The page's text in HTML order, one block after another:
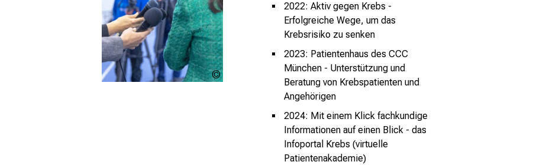
stock.adobe.com
2022: Aktiv gegen Krebs -
Erfolgreiche Wege, um das
Krebsrisiko zu senken
2023: Patientenhaus des CCC
München - Unterstützung und
Beratung von Krebspatienten und
Angehörigen
2024: Mit einem Klick fachkundige
Informationen auf einen Blick - das
Infoportal Krebs (virtuelle
Patientenakademie)